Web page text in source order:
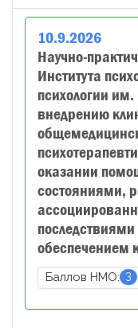
10.9.2026
Научно-
Института
психологии
внедрению
оказании
состояниями,
обеспечением
Баллов НМО: 3